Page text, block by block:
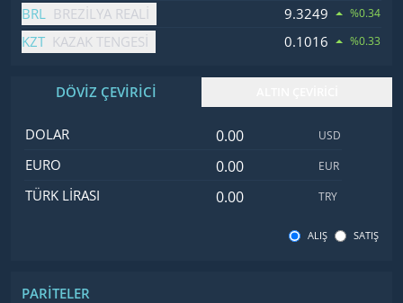
BRL BREZILYA REALI 9.3249 %0.34
KZT KAZAK TENGESI 0.1016 %0.33
DÖVİZ ÇEVİRİCİ
İsimDeğer
DOLAR Dolar değeri USD
EURO Euro değeri EUR
TÜRK LIRASI Türk Lirası değeri
TRY
ALIŞ SATIŞ
PARITELER